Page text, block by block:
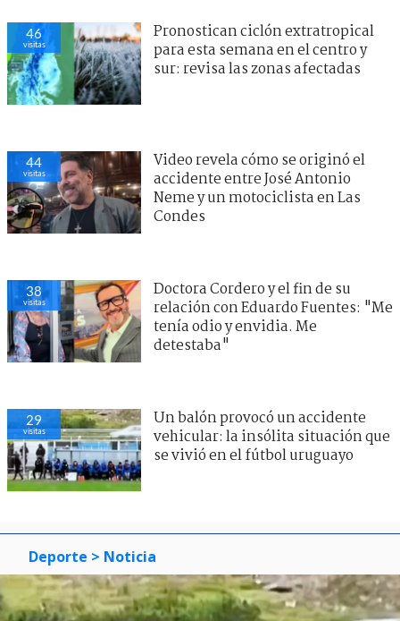
46
visitas
Pronostican ciclón extratropical
para esta semana en el centro y
sur: revisa las zonas afectadas
44
visitas
Video revela cómo se originó el
accidente entre José Antonio
Neme y un motociclista en Las
Condes
38
visitas
Doctora Cordero y el fin de su
relación con Eduardo Fuentes: "Me
tenía odio y envidia. Me
detestaba"
29
visitas
Un balón provocó un accidente
vehicular: la insólita situación que
se vivió en el fútbol uruguayo
Deporte > Noticia